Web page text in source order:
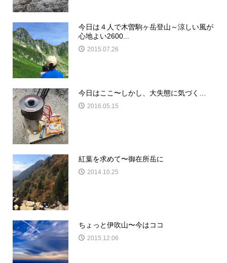
今日は４人で木曽駒ヶ岳登山～涼しい風が
心地よい2600...
2015.07.26
今日はここ〜しかし、大失態に気づく…
2016.05.15
紅葉を求めて〜御在所岳に
2014.10.25
ちょっと伊吹山〜今はココ
2015.12.06